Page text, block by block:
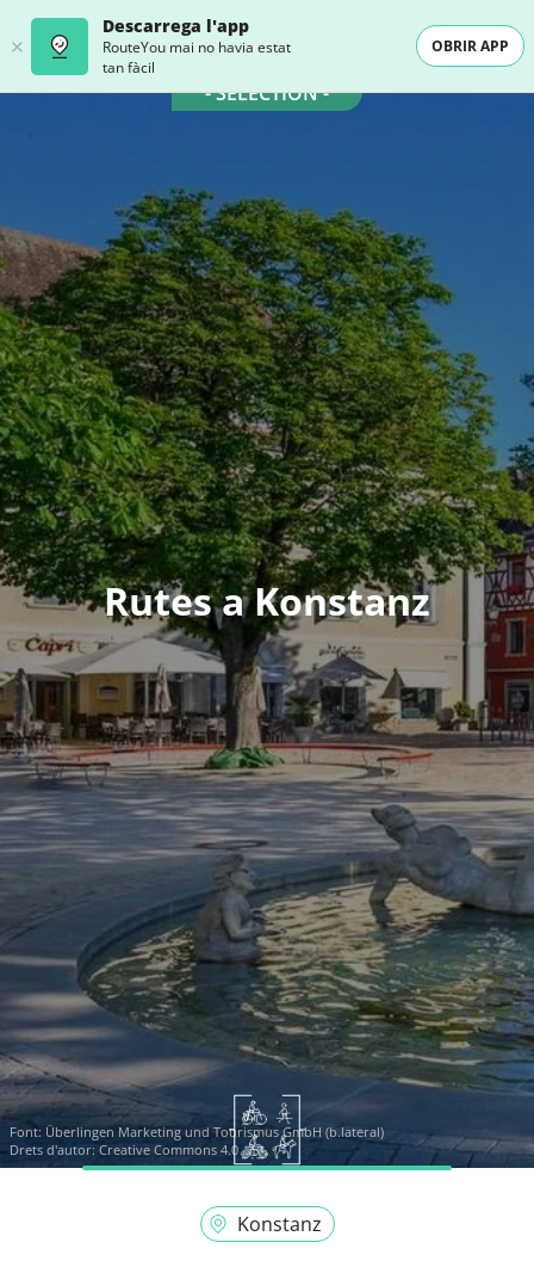
Descarrega l'app
RouteYou mai no havia estat
tan fàcil
OBRIR APP
- SELECTION -
Rutes a Konstanz
Font: Überlingen Marketing und Tourismus GmbH (b.lateral)
Drets d'autor: Creative Commons 4.0
Konstanz